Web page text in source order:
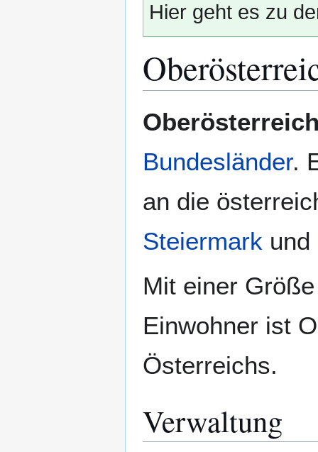
Hier geht es zu
Navigation
Suche
Bundesländer.
an die
Steiermark und
Mit einer
Einwohner ist
Österreichs.
Verwaltung